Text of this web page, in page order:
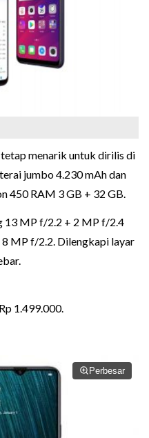
menarik untuk dirilis di
jumbo 4.230 mAh dan
450 RAM 3 GB + 32 GB.
13 MP f/2.2 + 2 MP f/2.4
8 MP f/2.2. Dilengkapi layar
1.499.000.
Perbesar